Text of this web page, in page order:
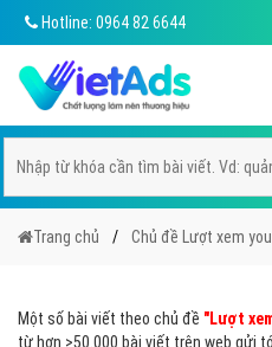
Hotline: 0964 82 6644
Trang chủ Chủ đề Lượt xem
Một số bài viết theo chủ đề "Lượt
từ hơn >50.000 bài viết trên web gửi